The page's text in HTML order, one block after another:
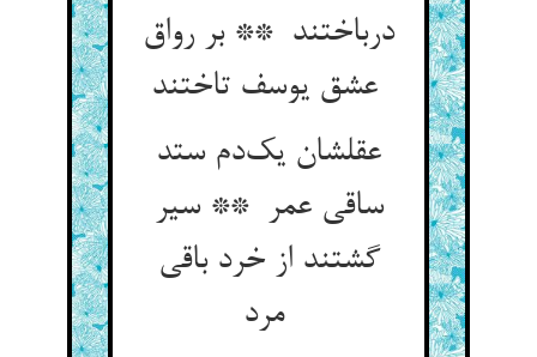
درباختند ** بر رواق
عشق یوسف تاختند
عقلشان یک‌دم ستد
ساقی عمر ** سیر
گشتند از خرد باقی
مرد